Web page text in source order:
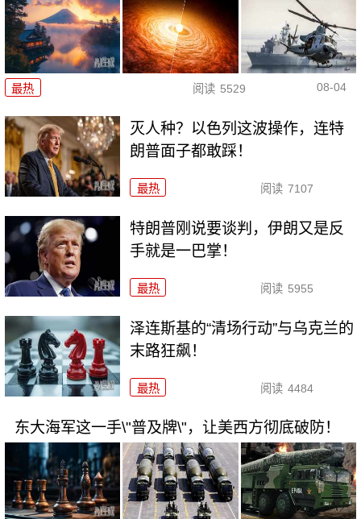
最热 阅读 5529 08-04
灭人种？以色列这波操作，连特
朗普面子都敢踩！
最热 阅读 7107
特朗普刚说要谈判，伊朗又是反
手就是一巴掌！
最热 阅读 5955
泽连斯基的“清场行动”与乌克兰的
末路狂飙！
最热 阅读 4484
东大海军这一手\"普及牌\"，让美西方彻底破防！